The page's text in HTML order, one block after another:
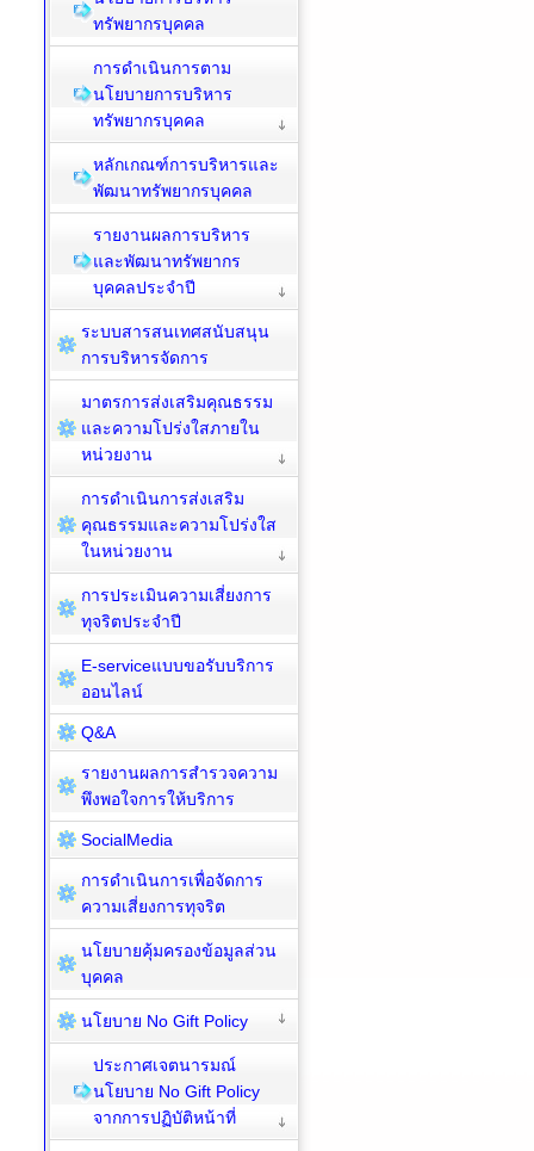
ทรัพยากรบุคคล
การดำเนินการตาม
นโยบายการบริหาร
ทรัพยากรบุคคล
หลักเกณฑ์การบริหารและ
พัฒนาทรัพยากรบุคคล
รายงานผลการบริหาร
และพัฒนาทรัพยากร
บุคคลประจำปี
ระบบสารสนเทศสนับสนุน
การบริหารจัดการ
มาตรการส่งเสริมคุณธรรม
และความโปร่งใสภายใน
หน่วยงาน
การดำเนินการส่งเสริม
คุณธรรมและความโปร่งใส
ในหน่วยงาน
การประเมินความเสี่ยงการ
ทุจริตประจำปี
E-serviceแบบขอรับบริการ
ออนไลน์
Q&A
รายงานผลการสำรวจความ
พึงพอใจการให้บริการ
SocialMedia
การดำเนินการเพื่อจัดการ
ความเสี่ยงการทุจริต
นโยบายคุ้มครองข้อมูลส่วน
บุคคล
นโยบาย No Gift Policy
ประกาศเจตนารมณ์
นโยบาย No Gift Policy
จากการปฏิบัติหน้าที่